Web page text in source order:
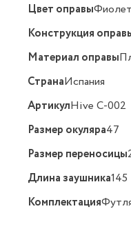
Цвет оправы
Конструкция
Материал оправы
СтранаИспания
АртикулHive C-002
Размер окуляра47
Размер переносицы
Длина заушника145
Комплектация